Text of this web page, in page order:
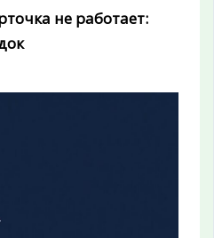
не работает: